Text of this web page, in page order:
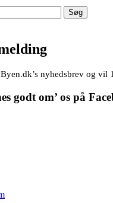
nyhedsbrev og
godt om’ os på